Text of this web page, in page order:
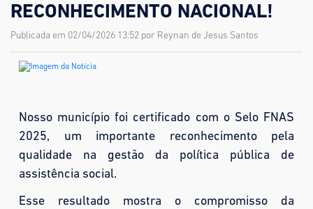
RECONHECIMENTO NACIONAL!
Publicada em 02/04/2026 13:52 por Reynan de Jesus Santos
Nosso município foi certificado com o Selo FNAS
2025, um importante reconhecimento pela
qualidade na gestão da política pública de
assistência social.
Esse resultado mostra o compromisso da